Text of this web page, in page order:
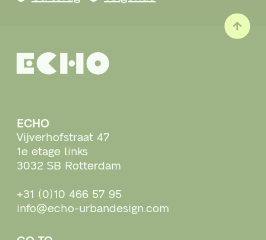
ECHO
Vijverhofstraat 47
1e etage links
3032 SB Rotterdam
+31 (0)10 466 57 95
info@echo-urbandesign.com